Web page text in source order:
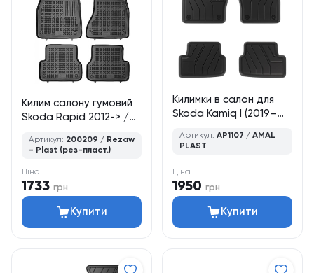
Килим салону гумовий
Skoda Rapid 2012-> /
Артикул: 200209 / Rezaw
- Plast (рез-пласт.)
Ціна
1733 грн
Купити
Килимки в салон для
Skoda Kamiq I (2019–
шт., Amal Plast
Артикул: AP1107 / AMAL
PLAST
Ціна
1950 грн
Купити